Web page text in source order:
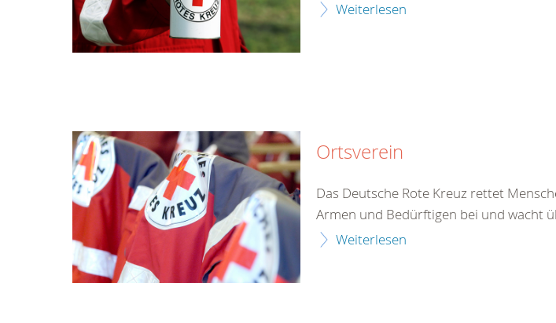
Weiterlesen
Ortsverein
Das Deutsche Rote Kreuz rettet
Armen und Bedürftigen bei und wacht
Weiterlesen